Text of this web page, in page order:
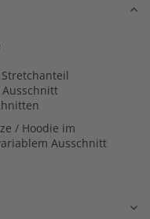
/ Hoodie im
Ausschnitt